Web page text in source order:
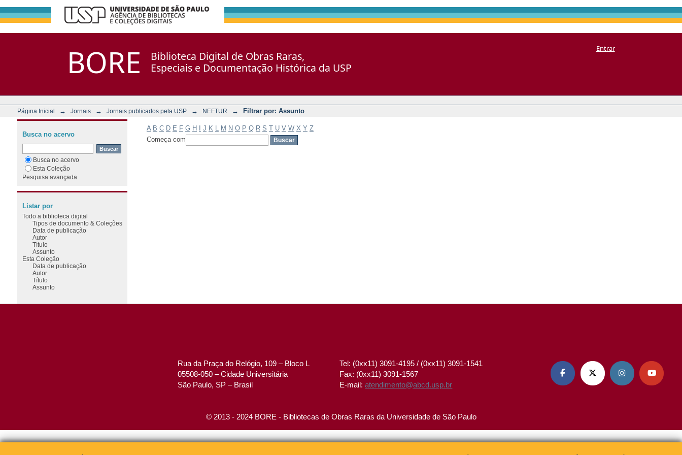
BORE
Biblioteca Digital de Obras Raras,
Especiais e Documentação Histórica da USP
Entrar
Página Inicial → Jornais → Jornais publicados pela USP → NEFTUR → Filtrar por: Assunto
A B C D E F G H J K M N O P Q R S T U V W X Y Z
Começa com
Busca no acervo
Busca no acervo
Esta Coleção
Pesquisa avançada
Listar por
Todo a biblioteca digital
Tipos de documento & Coleções
Data de publicação
Autor
Título
Assunto
Esta Coleção
Data de publicação
Autor
Título
Assunto
Rua da Praça do Relógio, 109 – Bloco L
05508-050 – Cidade Universitária
São Paulo, SP – Brasil
Tel: (0xx11) 3091-4195 / (0xx11) 3091-1541
Fax: (0xx11) 3091-1567
E-mail:atendimento@abcd.usp.br
   
© 2013 - 2024 BORE - Bibliotecas de Obras Raras da Universidade de São Paulo